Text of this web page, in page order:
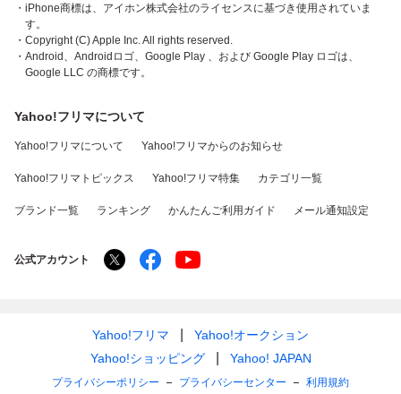
・iPhone商標は、アイホン株式会社のライセンスに基づき使用されていま
す。
・Copyright (C) Apple Inc. All rights reserved.
・Android、Androidロゴ、Google Play 、および Google Play ロゴは、
Google LLC の商標です。
Yahoo!フリマについて
Yahoo!フリマについて Yahoo!フリマからのお知らせ
Yahoo!フリマトピックス Yahoo!フリマ特集 カテゴリ一覧
ブランド一覧 ランキング かんたんご利用ガイド メール通知設定
公式アカウント
Yahoo!フリマ
Yahoo!オークション
Yahoo!ショッピング
Yahoo! JAPAN
プライバシーポリシー プライバシーセンター 利用規約